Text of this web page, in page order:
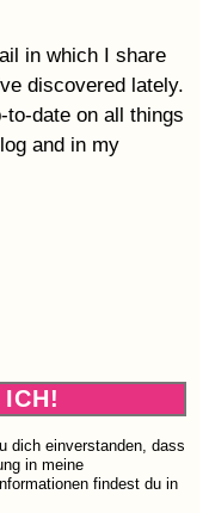
in which I share
discovered lately.
date on all things
and in my
dich einverstanden, dass
in meine
findest du in